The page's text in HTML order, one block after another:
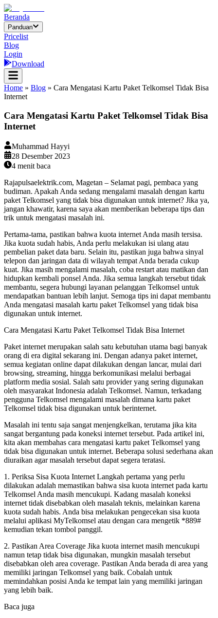
Beranda
Panduan
Pricelist
Blog
Login
Download
Home » Blog » Cara Mengatasi Kartu Paket Telkomsel Tidak Bisa
Internet
Cara Mengatasi Kartu Paket Telkomsel Tidak Bisa
Internet
Muhammad Hayyi
28 Desember 2023
4 menit baca
Rajapulsaelektrik.com, Magetan – Selamat pagi, pembaca yang
budiman. Apakah Anda sedang mengalami masalah dengan kartu
paket Telkomsel yang tidak bisa digunakan untuk internet? Jika ya,
jangan khawatir, karena saya akan memberikan beberapa tips dan
trik untuk mengatasi masalah ini.
Pertama-tama, pastikan bahwa kuota internet Anda masih tersisa.
Jika kuota sudah habis, Anda perlu melakukan isi ulang atau
pembelian paket data baru. Selain itu, pastikan juga bahwa sinyal
telepon dan jaringan data di wilayah tempat Anda berada cukup
kuat. Jika masih mengalami masalah, coba restart atau matikan dan
hidupkan kembali ponsel Anda. Jika semua langkah tersebut tidak
membantu, segera hubungi layanan pelanggan Telkomsel untuk
mendapatkan bantuan lebih lanjut. Semoga tips ini dapat membantu
Anda mengatasi masalah kartu paket Telkomsel yang tidak bisa
digunakan untuk internet.
Cara Mengatasi Kartu Paket Telkomsel Tidak Bisa Internet
Paket internet merupakan salah satu kebutuhan utama bagi banyak
orang di era digital sekarang ini. Dengan adanya paket internet,
semua kegiatan online dapat dilakukan dengan lancar, mulai dari
browsing, streaming, hingga berkomunikasi melalui berbagai
platform media sosial. Salah satu provider yang sering digunakan
oleh masyarakat Indonesia adalah Telkomsel. Namun, terkadang
pengguna Telkomsel mengalami masalah dimana kartu paket
Telkomsel tidak bisa digunakan untuk berinternet.
Masalah ini tentu saja sangat menjengkelkan, terutama jika kita
sangat bergantung pada koneksi internet tersebut. Pada artikel ini,
kita akan membahas cara mengatasi kartu paket Telkomsel yang
tidak bisa digunakan untuk internet. Beberapa solusi sederhana akan
diuraikan agar masalah tersebut dapat segera teratasi.
1. Periksa Sisa Kuota Internet Langkah pertama yang perlu
dilakukan adalah memastikan bahwa sisa kuota internet pada kartu
Telkomsel Anda masih mencukupi. Kadang masalah koneksi
internet tidak disebabkan oleh masalah teknis, melainkan karena
kuota sudah habis. Anda bisa melakukan pengecekan sisa kuota
melalui aplikasi MyTelkomsel atau dengan cara mengetik *889#
kemudian tekan tombol panggil.
2. Pastikan Area Coverage Jika kuota internet masih mencukupi
namun tetap tidak bisa digunakan, mungkin masalah tersebut
disebabkan oleh area coverage. Pastikan Anda berada di area yang
memiliki jaringan Telkomsel yang baik. Cobalah untuk
memindahkan posisi Anda ke tempat lain yang memiliki jaringan
yang lebih baik.
Baca juga